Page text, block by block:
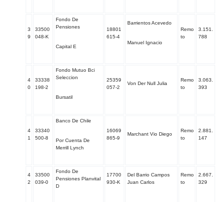
3
9
33500
048-K
Fondo De
Pensiones
Capital E
18801
615-4
Barrientos Acevedo
Manuel Ignacio
Remo
to
3.151.
788
4
0
33338
198-2
Fondo Mutuo Bci
Seleccion
Bursatil
25359
057-2
Von Der Null Julia
Remo
to
3.063.
393
4
1
33340
500-8
Banco De Chile
Por Cuenta De
Merrill Lynch
16069
865-9
Marchant Vio Diego
Remo
to
2.881.
147
4
2
33500
039-0
Fondo De
Pensiones Planvital
D
17700
930-K
Del Barrio Campos
Juan Carlos
Remo
to
2.667.
329